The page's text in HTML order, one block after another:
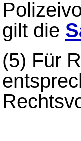
gilt die
(5) Für